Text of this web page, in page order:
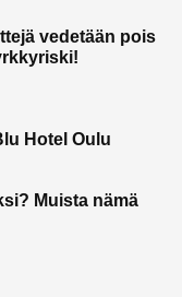
vedetään pois
Hotel Oulu
Muista nämä